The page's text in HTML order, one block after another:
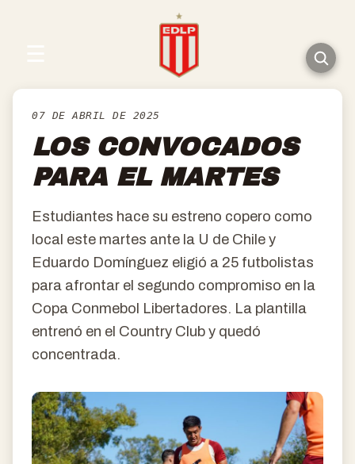
07 DE ABRIL DE 2025
LOS CONVOCADOS
PARA EL MARTES
Estudiantes hace su estreno copero como
local este martes ante la U de Chile y
Eduardo Domínguez eligió a 25 futbolistas
para afrontar el segundo compromiso en la
Copa Conmebol Libertadores. La plantilla
entrenó en el Country Club y quedó
concentrada.